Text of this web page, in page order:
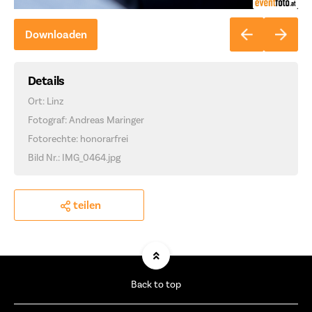
Downloaden
Details
Ort: Linz
Fotograf: Andreas Maringer
Fotorechte: honorarfrei
Bild Nr.: IMG_0464.jpg
teilen
Back to top